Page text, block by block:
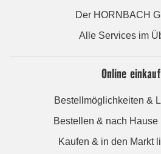
Der HORNBACH
Alle Services im
Online
Bestellmöglichkeiten &
Bestellen & nach Hause
Kaufen & in den Markt